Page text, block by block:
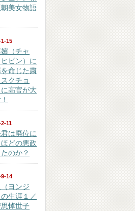
美女物語
1-15
（チャ
ヒビン）に
命じた粛
クチョ
に高官が大
11
は廃位に
どの悪政
のか？
9-14
ヨンジ
の生涯１／
悼世子